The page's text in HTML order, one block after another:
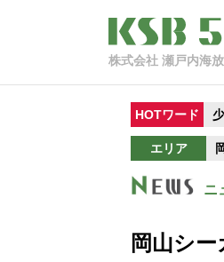
株式会社 瀬戸内海
HOTワード
エリア
ニ
岡山シ